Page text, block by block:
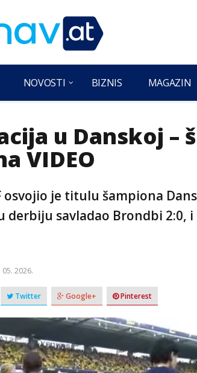
NOVOSTI BIZNIS MAGAZIN
u Danskoj –
VIDEO
osvojio je titulu šampiona
derbiju savladao Brondbi 2:0,
05. 2026.
Twitter Google+ Pinterest